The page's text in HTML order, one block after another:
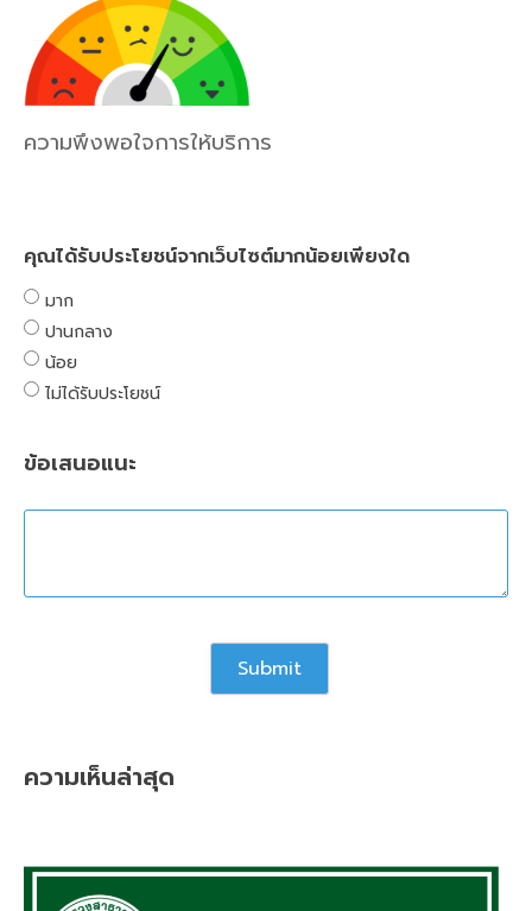
ความพึงพอใจการให้บริการ
คุณได้รับประโยชน์จากเว็บไซต์มากน้อยเพียงใด
มาก
ปานกลาง
น้อย
ไม่ได้รับประโยชน์
ข้อเสนอแนะ
ความเห็นล่าสุด